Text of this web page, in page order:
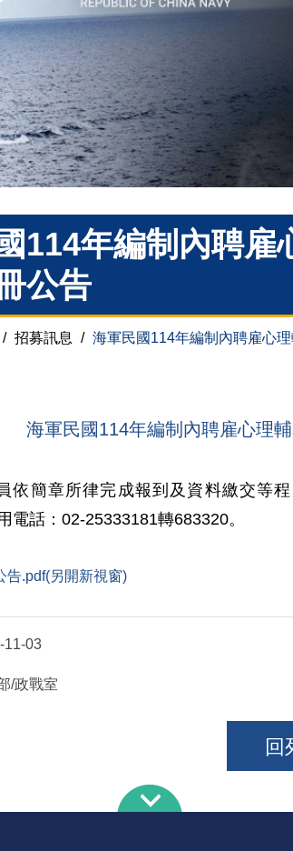
114年編制內聘雇
公告
/ 招募訊息 / 海軍民國114年編制內聘雇心
海軍民國114年編制內聘雇心理
依簡章所律完成報到及資料繳交等
電話：02-25333181轉683320。
告.pdf(另開新視窗)
11-03
/政戰室
回